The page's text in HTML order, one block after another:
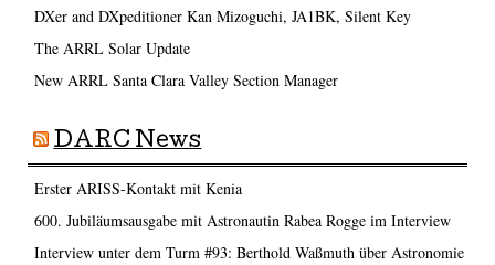
DXer and DXpeditioner Kan Mizoguchi, JA1BK, Silent Key
The ARRL Solar Update
New ARRL Santa Clara Valley Section Manager
DARC News
Erster ARISS-Kontakt mit Kenia
600. Jubiläumsausgabe mit Astronautin Rabea Rogge im Interview
Interview unter dem Turm #93: Berthold Waßmuth über Astronomie